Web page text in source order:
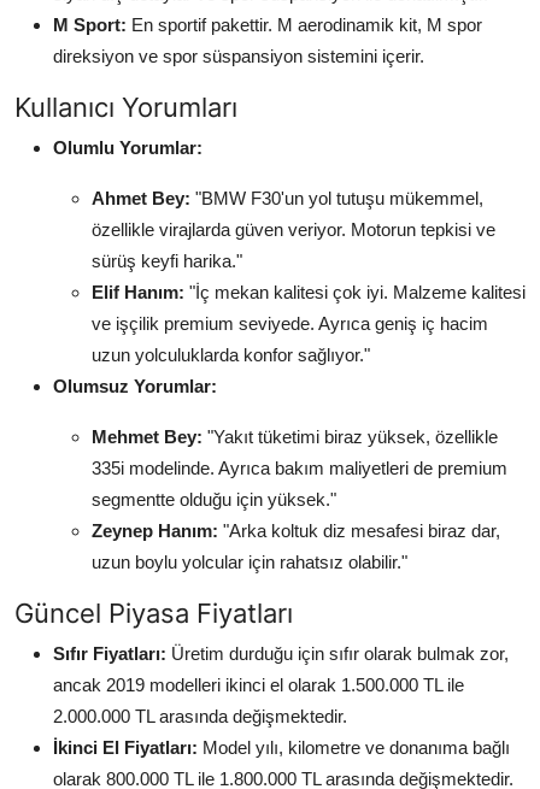
M Sport: En sportif pakettir. M aerodinamik kit, M spor
direksiyon ve spor süspansiyon sistemini içerir.
Kullanıcı Yorumları
Olumlu Yorumlar:
Ahmet Bey: "BMW F30'un yol tutuşu mükemmel,
özellikle virajlarda güven veriyor. Motorun tepkisi ve
sürüş keyfi harika."
Elif Hanım: "İç mekan kalitesi çok iyi. Malzeme kalitesi
ve işçilik premium seviyede. Ayrıca geniş iç hacim
uzun yolculuklarda konfor sağlıyor."
Olumsuz Yorumlar:
Mehmet Bey: "Yakıt tüketimi biraz yüksek, özellikle
335i modelinde. Ayrıca bakım maliyetleri de premium
segmentte olduğu için yüksek."
Zeynep Hanım: "Arka koltuk diz mesafesi biraz dar,
uzun boylu yolcular için rahatsız olabilir."
Güncel Piyasa Fiyatları
Sıfır Fiyatları: Üretim durduğu için sıfır olarak bulmak zor,
ancak 2019 modelleri ikinci el olarak 1.500.000 TL ile
2.000.000 TL arasında değişmektedir.
İkinci El Fiyatları: Model yılı, kilometre ve donanıma bağlı
olarak 800.000 TL ile 1.800.000 TL arasında değişmektedir.